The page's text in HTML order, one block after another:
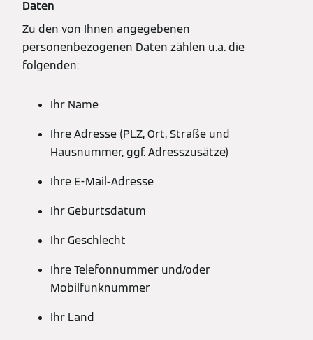
Daten
Zu den von Ihnen angegebenen
personenbezogenen Daten zählen u.a. die
folgenden:
Ihr Name
Ihre Adresse (PLZ, Ort, Straße und
Hausnummer, ggf. Adresszusätze)
Ihre E-Mail-Adresse
Ihr Geburtsdatum
Ihr Geschlecht
Ihre Telefonnummer und/oder
Mobilfunknummer
Ihr Land